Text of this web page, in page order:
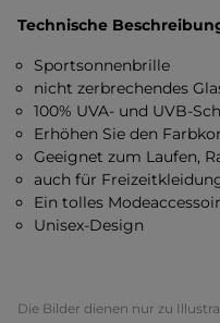
Technische
Sportsonnenbrille
nicht zerbrechendes
100% UVA- und UVB-
Erhöhen Sie den
Geeignet zum Laufen,
auch für
Ein tolles
Unisex-Design
Die Bilder dienen nur zu